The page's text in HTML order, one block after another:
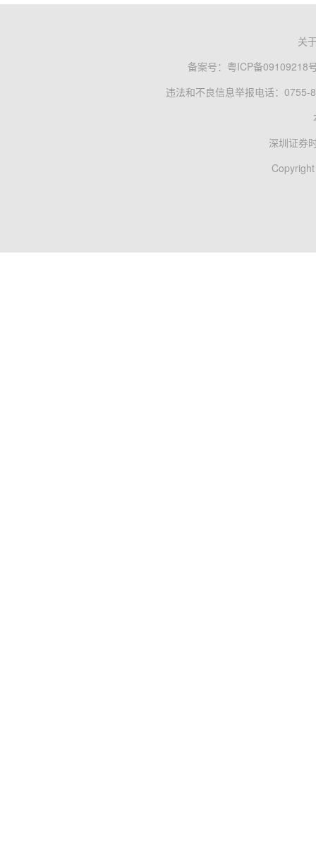
关
备案号： 粤ICP备09109218
违法和不良信息举报电话：0755-
深圳证券